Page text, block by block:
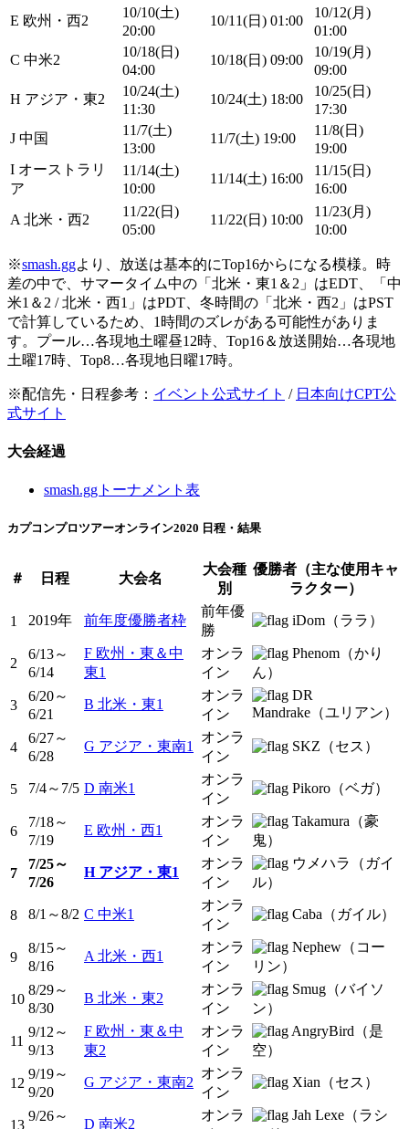
E 欧州・西2
10/10(土)
20:00
10/11(日) 01:00
10/12(月)
01:00
C 中米2
10/18(日)
04:00
10/18(日) 09:00
10/19(月)
09:00
H アジア・東2
10/24(土)
11:30
10/24(土) 18:00
10/25(日)
17:30
J 中国
11/7(土)
13:00
11/7(土) 19:00
11/8(日)
19:00
I オーストラリ
ア
11/14(土)
10:00
11/14(土) 16:00
11/15(日)
16:00
A 北米・西2
11/22(日)
05:00
11/22(日) 10:00
11/23(月)
10:00
※smash.ggより、放送は基本的にTop16からになる模様。時
差の中で、サマータイム中の「北米・東1＆2」はEDT、「中
米1＆2 / 北米・西1」はPDT、冬時間の「北米・西2」はPST
で計算しているため、1時間のズレがある可能性がありま
す。プール…各現地土曜昼12時、Top16＆放送開始…各現地
土曜17時、Top8…各現地日曜17時。
※配信先・日程参考： イベント公式サイト / 日本向けCPT公
式サイト
大会経過
smash.ggトーナメント表
カプコンプロツアーオンライン2020 日程・結果
＃ 日程 大会名
大会種
別
優勝者（主な使用キャ
ラクター）
1 2019年 前年度優勝者枠
前年優
勝
iDom（ララ）
2
6/13～
6/14
F 欧州・東＆中
東1
オンラ
イン
Phenom（かり
ん）
3
6/20～
6/21
B 北米・東1
オンラ
イン
DR
Mandrake（ユリアン）
4
6/27～
6/28
G アジア・東南1
オンラ
イン
SKZ（セス）
5 7/4～7/5 D 南米1
オンラ
イン
Pikoro（ベガ）
6
7/18～
7/19
E 欧州・西1
オンラ
イン
Takamura（豪
鬼）
7
7/25～
7/26
H アジア・東1
オンラ
イン
ウメハラ（ガイ
ル）
8 8/1～8/2 C 中米1
オンラ
イン
Caba（ガイル）
9
8/15～
8/16
A 北米・西1
オンラ
イン
Nephew（コー
リン）
10
8/29～
8/30
B 北米・東2
オンラ
イン
Smug（バイソ
ン）
11
9/12～
9/13
F 欧州・東＆中
東2
オンラ
イン
AngryBird（是
空）
12
9/19～
9/20
G アジア・東南2
オンラ
イン
Xian（セス）
13
9/26～
D 南米2
オンラ
Jah Lexe（ラシ